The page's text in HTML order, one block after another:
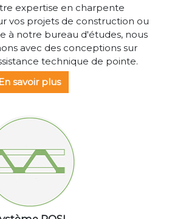
expertise en charpente
vos projets de construction ou
à notre bureau d'études, nous
avec des conceptions sur
technique de pointe.
savoir plus